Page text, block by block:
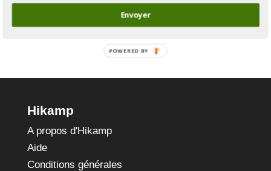
Reina
Hikamp
A propos d'Hikamp
Aide
Conditions générales
Envoyer
POWERED BY